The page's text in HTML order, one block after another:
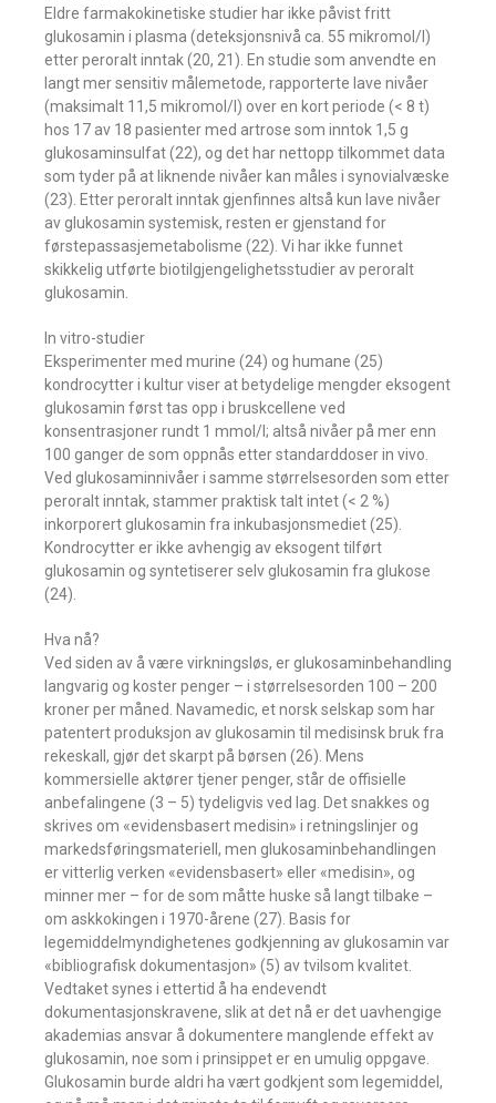
Eldre farmakokinetiske studier har ikke påvist fritt
glukosamin i plasma (deteksjonsnivå ca. 55 mikromol/l)
etter peroralt inntak (20, 21). En studie som anvendte en
langt mer sensitiv målemetode, rapporterte lave nivåer
(maksimalt 11,5 mikromol/l) over en kort periode (< 8 t)
hos 17 av 18 pasienter med artrose som inntok 1,5 g
glukosaminsulfat (22), og det har nettopp tilkommet data
som tyder på at liknende nivåer kan måles i synovialvæske
(23). Etter peroralt inntak gjenfinnes altså kun lave nivåer
av glukosamin systemisk, resten er gjenstand for
førstepassasjemetabolisme (22). Vi har ikke funnet
skikkelig utførte biotilgjengelighetsstudier av peroralt
glukosamin.
In vitro-studier
Eksperimenter med murine (24) og humane (25)
kondrocytter i kultur viser at betydelige mengder eksogent
glukosamin først tas opp i bruskcellene ved
konsentrasjoner rundt 1 mmol/l; altså nivåer på mer enn
100 ganger de som oppnås etter standarddoser in vivo.
Ved glukosaminnivåer i samme størrelsesorden som etter
peroralt inntak, stammer praktisk talt intet (< 2 %)
inkorporert glukosamin fra inkubasjonsmediet (25).
Kondrocytter er ikke avhengig av eksogent tilført
glukosamin og syntetiserer selv glukosamin fra glukose
(24).
Hva nå?
Ved siden av å være virkningsløs, er glukosaminbehandling
langvarig og koster penger – i størrelsesorden 100 – 200
kroner per måned. Navamedic, et norsk selskap som har
patentert produksjon av glukosamin til medisinsk bruk fra
rekeskall, gjør det skarpt på børsen (26). Mens
kommersielle aktører tjener penger, står de offisielle
anbefalingene (3 – 5) tydeligvis ved lag. Det snakkes og
skrives om «evidensbasert medisin» i retningslinjer og
markedsføringsmateriell, men glukosaminbehandlingen
er vitterlig verken «evidensbasert» eller «medisin», og
minner mer – for de som måtte huske så langt tilbake –
om askkokingen i 1970-årene (27). Basis for
legemiddelmyndighetenes godkjenning av glukosamin var
«bibliografisk dokumentasjon» (5) av tvilsom kvalitet.
Vedtaket synes i ettertid å ha endevendt
dokumentasjonskravene, slik at det nå er det uavhengige
akademias ansvar å dokumentere manglende effekt av
glukosamin, noe som i prinsippet er en umulig oppgave.
Glukosamin burde aldri ha vært godkjent som legemiddel,